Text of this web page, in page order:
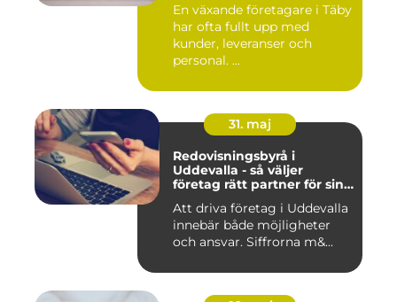
En växande företagare i Täby
har ofta fullt upp med
kunder, leveranser och
personal. ...
31. maj
Redovisningsbyrå i
Uddevalla - så väljer
företag rätt partner för sin
Att driva företag i Uddevalla
innebär både möjligheter
och ansvar. Siffrorna m&...